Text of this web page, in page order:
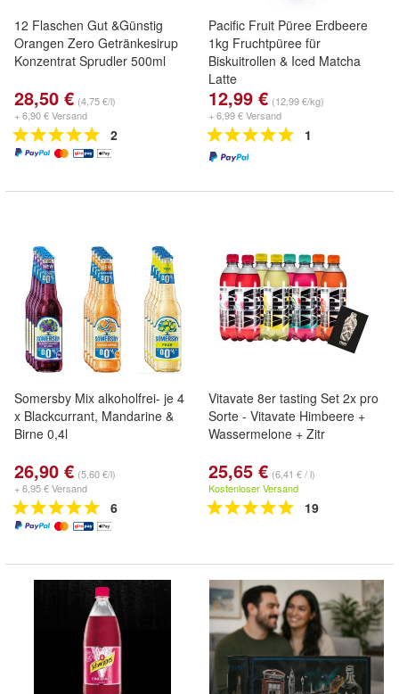
12 Flaschen Gut &Günstig
Orangen Zero Getränkesirup
Konzentrat Sprudler 500ml
28,50 € (4,75 €/l)
+ 6,90 € Versand
2
Pacific Fruit Püree Erdbeere
1kg Fruchtpüree für
Biskuitrollen & Iced Matcha
Latte
12,99 € (12,99 €/kg)
+ 6,99 € Versand
1
Somersby Mix alkoholfrei- je 4
x Blackcurrant, Mandarine &
Birne 0,4l
26,90 € (5,60 €/l)
+ 6,95 € Versand
6
Vitavate 8er tasting Set 2x pro
Sorte - Vitavate Himbeere +
Wassermelone + Zitr
25,65 € (6,41 € / l)
Kostenloser Versand
19